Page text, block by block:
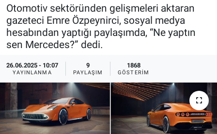
Otomotiv sektöründen gelişmeleri aktaran
gazeteci Emre Özpeynirci, sosyal medya
hesabından yaptığı paylaşımda, “Ne yaptın
sen Mercedes?” dedi.
26.06.2025 - 10:07
YAYINLANMA
9
PAYLAŞIM
1868
GÖSTERIM
Dünya
Ege Saati
Ege'den Esintiler
Eğitim
Eğlence
Spor
Yayın Akışı
İletişim
Son Dakika Haberleri
Haber Arşivi